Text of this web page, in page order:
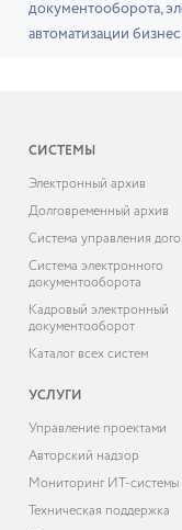
документооборота,
автоматизации
СИСТЕМЫ
Электронный архив
Долговременный архив
Система управления
Система электронного
документооборота
Кадровый электронный
документооборот
Каталог всех систем
УСЛУГИ
Управление проектами
Авторский надзор
Мониторинг ИТ-системы
Техническая поддержка